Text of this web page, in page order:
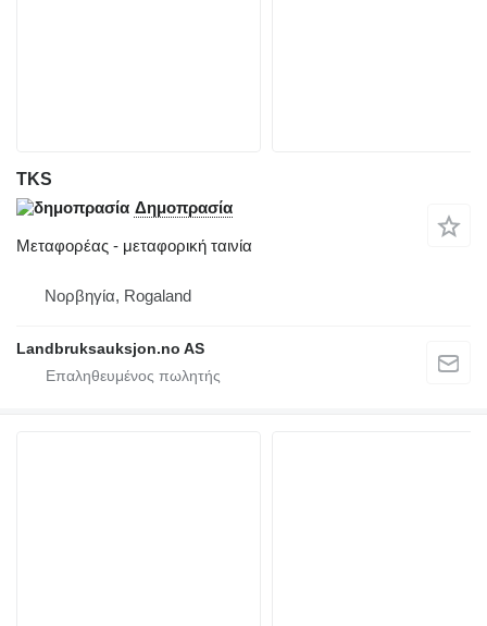
TKS
Δημοπρασία
Μεταφορέας - μεταφορική ταινία
Νορβηγία, Rogaland
Landbruksauksjon.no AS